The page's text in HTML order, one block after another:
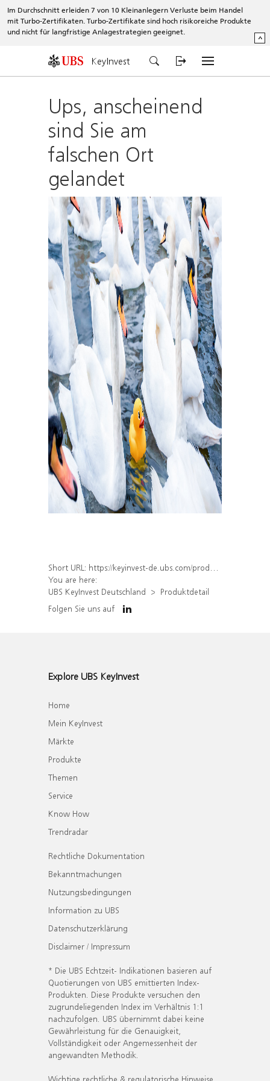
Im Durchschnitt erleiden 7 von 10 Kleinanlegern Verluste beim Handel
mit Turbo-Zertifikaten. Turbo-Zertifikate sind hoch risikoreiche Produkte
und nicht für langfristige Anlagestrategien geeignet.
^
KeyInvest
Ups, anscheinend
sind Sie am
falschen Ort
gelandet
Short URL: https://keyinvest-de.ubs.com/produkt/detail/index/isin/DE000WA8L0J8
You are here:
UBS KeyInvest Deutschland
Produktdetail
Folgen Sie uns auf
Explore UBS KeyInvest
Home
Mein KeyInvest
Märkte
Produkte
Themen
Service
Know How
Trendradar
Rechtliche Dokumentation
Bekanntmachungen
Nutzungsbedingungen
Information zu UBS
Datenschutzerklärung
Disclaimer / Impressum
* Die UBS Echtzeit- Indikationen basieren auf
Quotierungen von UBS emittierten Index-
Produkten. Diese Produkte versuchen den
zugrundeliegenden Index im Verhältnis 1:1
nachzufolgen. UBS übernimmt dabei keine
Gewährleistung für die Genauigkeit,
Vollständigkeit oder Angemessenheit der
angewandten Methodik.